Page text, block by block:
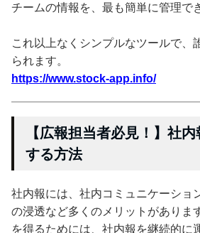
チームの情報を、最も簡単に管理で
これ以上なくシンプルなツールで、
られます。
https://www.stock-app.info/
【広報担当者必見！】社
する方法
社内報には、社内コミュニケーショ
の浸透など多くのメリットがありま
を得るためには、社内報を継続的に